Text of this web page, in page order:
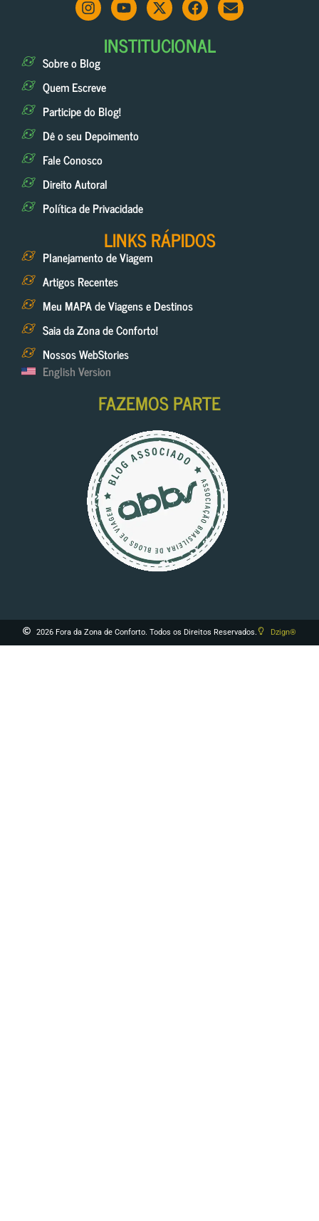
INSTITUCIONAL
Sobre o Blog
Quem Escreve
Participe do Blog!
Dê o seu Depoimento
Fale Conosco
Direito Autoral
Política de Privacidade
LINKS RÁPIDOS
Planejamento de Viagem
Artigos Recentes
Meu MAPA de Viagens e Destinos
Saia da Zona de Conforto!
Nossos WebStories
English Version
FAZEMOS PARTE
2026 Fora da Zona de Conforto. Todos os Direitos Reservados. Dzign®